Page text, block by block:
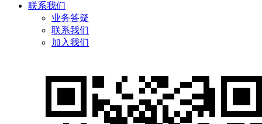
联系我们
业务答疑
联系我们
加入我们